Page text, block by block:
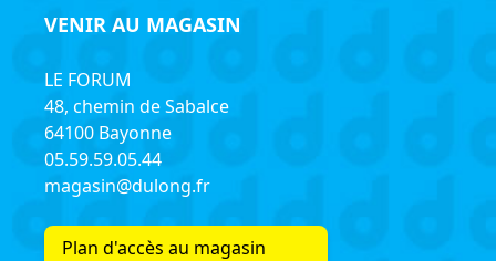
VENIR AU MAGASIN
LE FORUM
48, chemin de Sabalce
64100 Bayonne
05.59.59.05.44
magasin@dulong.fr
Plan d'accès au magasin